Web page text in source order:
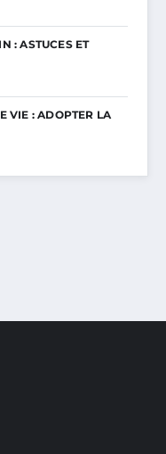
: ASTUCES ET
VIE : ADOPTER LA